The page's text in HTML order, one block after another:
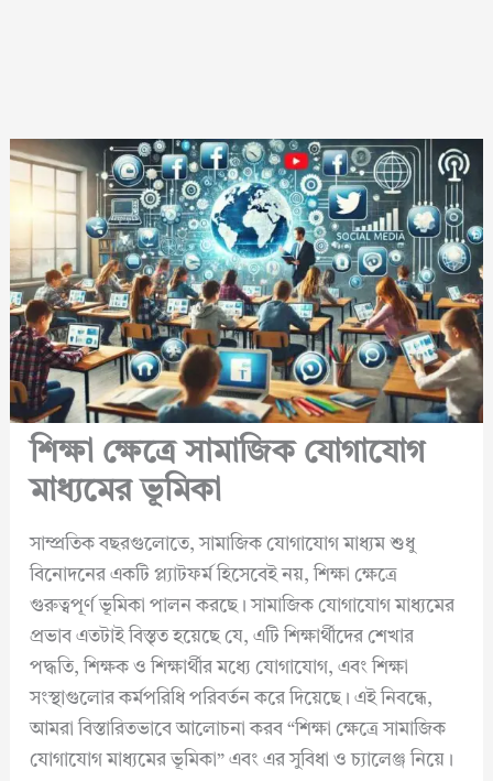
শিক্ষা ক্ষেত্রে সামাজিক যোগাযোগ
মাধ্যমের ভূমিকা
সাম্প্রতিক বছরগুলোতে, সামাজিক যোগাযোগ মাধ্যম শুধু
বিনোদনের একটি প্ল্যাটফর্ম হিসেবেই নয়, শিক্ষা ক্ষেত্রে
গুরুত্বপূর্ণ ভূমিকা পালন করছে। সামাজিক যোগাযোগ মাধ্যমের
প্রভাব এতটাই বিস্তৃত হয়েছে যে, এটি শিক্ষার্থীদের শেখার
পদ্ধতি, শিক্ষক ও শিক্ষার্থীর মধ্যে যোগাযোগ, এবং শিক্ষা
সংস্থাগুলোর কর্মপরিধি পরিবর্তন করে দিয়েছে। এই নিবন্ধে,
আমরা বিস্তারিতভাবে আলোচনা করব “শিক্ষা ক্ষেত্রে সামাজিক
যোগাযোগ মাধ্যমের ভূমিকা” এবং এর সুবিধা ও চ্যালেঞ্জ নিয়ে।